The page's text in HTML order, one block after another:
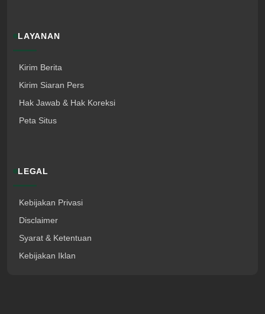
LAYANAN
Kirim Berita
Kirim Siaran Pers
Hak Jawab & Hak Koreksi
Peta Situs
LEGAL
Kebijakan Privasi
Disclaimer
Syarat & Ketentuan
Kebijakan Iklan